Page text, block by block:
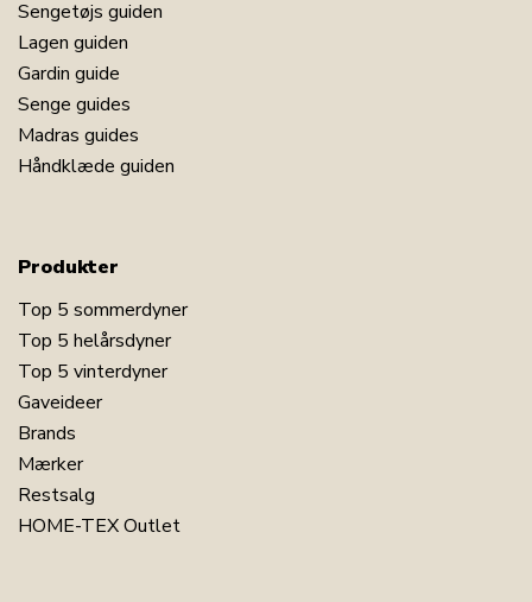
Sengetøjs guiden
Lagen guiden
Gardin guide
Senge guides
Madras guides
Håndklæde guiden
Produkter
Top 5 sommerdyner
Top 5 helårsdyner
Top 5 vinterdyner
Gaveideer
Brands
Mærker
Restsalg
HOME-TEX Outlet